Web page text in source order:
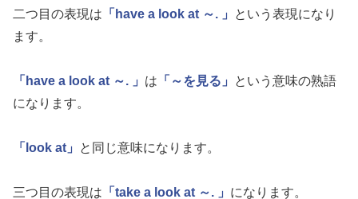
二つ目の表現は 「have a look at ～. 」
という表現になり
ます。
「have a look at ～. 」 は 「～を見る」
という意味の熟語
になります。
「look at」 と同じ意味になります。
三つ目の表現は 「take a look at ～. 」 になります。